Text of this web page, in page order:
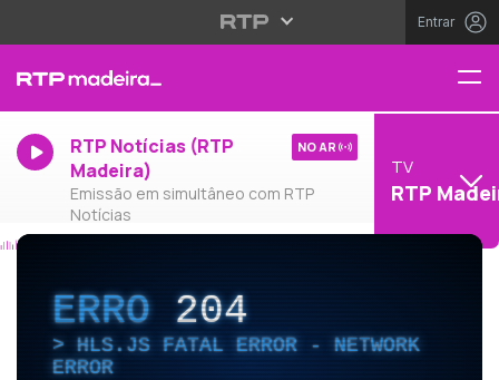
Entrar
RTP Notícias (RTP
Madeira)
Emissão em simultâneo com RTP
Notícias
NO AR
TV
RTP
ERRO204
HLS.JS FATAL ERROR - NETWORK
ERROR